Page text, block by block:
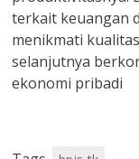
terkait keuangan
menikmati
selanjutnya
ekonomi pribadi